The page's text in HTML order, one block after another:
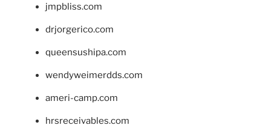
jmpbliss.com
drjorgerico.com
queensushipa.com
wendyweimerdds.com
ameri-camp.com
hrsreceivables.com